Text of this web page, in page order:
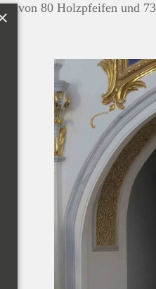
davon 80 Holzpfeifen und